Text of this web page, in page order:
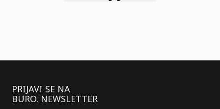
PRIJAVI SE NA
BURO. NEWSLETTER